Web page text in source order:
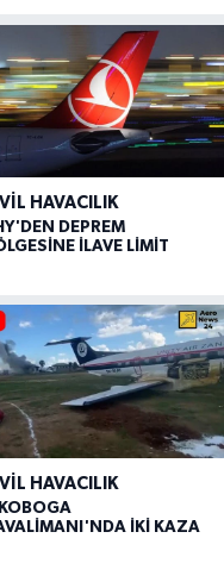
HAVACILIK
DEPREM
İLAVE LİMİT
HAVACILIK
İKİ KAZA